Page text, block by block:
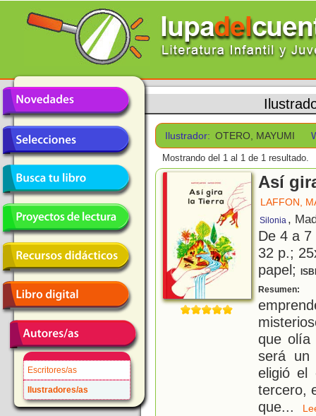
Escritores/as
Ilustradores/as
Ilustrador: OTERO, MAYUMI
Mostrando del 1 al 1 de 1 resultado.
Así
LAFFON,
Silonia ,
De 4 a
32 p.;
papel;
Resumen:
que olía
será un
eligió el
tercero,
que...